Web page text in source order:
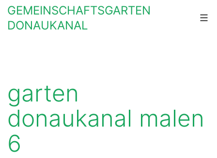
Zum
Inhalt
GEMEINSCHAFTSGARTEN
DONAUKANAL
garten
donaukanal malen
6